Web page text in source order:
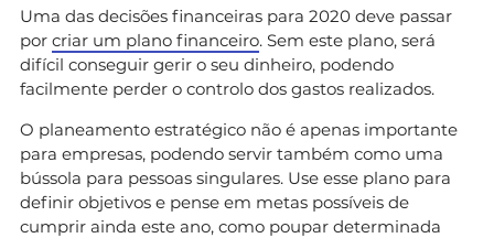
Uma das decisões financeiras para 2020 deve passar
por criar um plano financeiro. Sem este plano, será
difícil conseguir gerir o seu dinheiro, podendo
facilmente perder o controlo dos gastos realizados.
O planeamento estratégico não é apenas importante
para empresas, podendo servir também como uma
bússola para pessoas singulares. Use esse plano para
definir objetivos e pense em metas possíveis de
cumprir ainda este ano, como poupar determinada